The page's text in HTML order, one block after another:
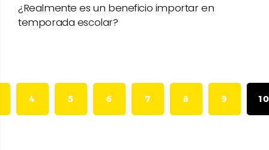
¿Realmente es un beneficio importar en
temporada escolar?
4 (CURRENT)
5(CURRENT)
6(CURRENT)
7(CURRENT)
8(CURRENT)
9 10